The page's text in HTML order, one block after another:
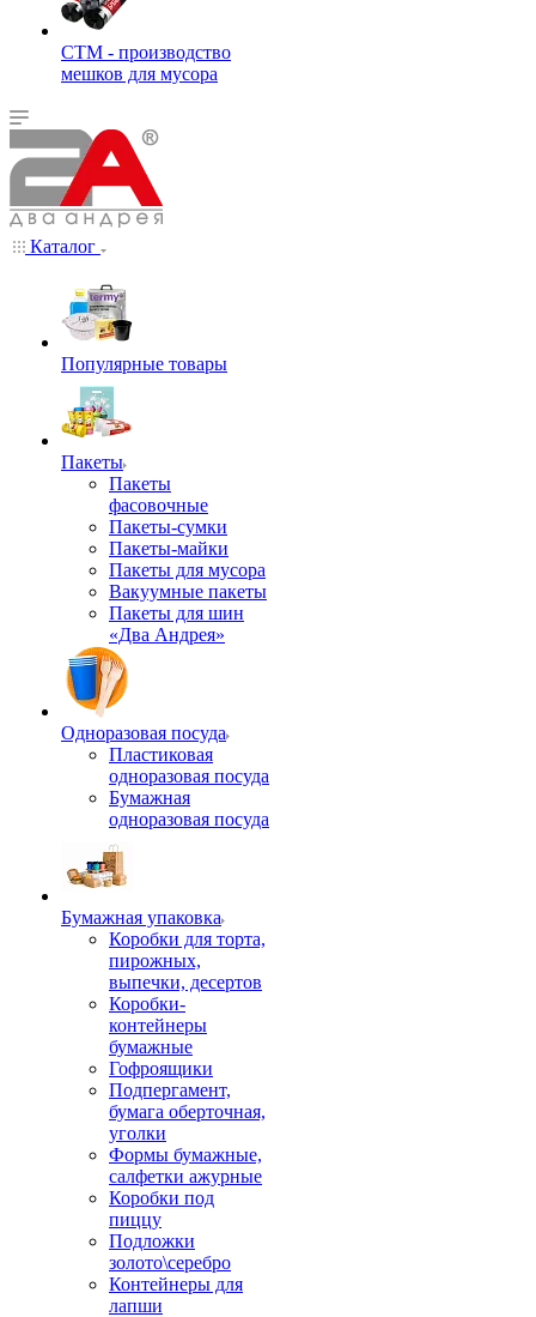
СТМ - производство
мешков для мусора
Каталог
Популярные товары
Пакеты
Пакеты
фасовочные
Пакеты-сумки
Пакеты-майки
Пакеты для мусора
Вакуумные пакеты
Пакеты для шин
«Два Андрея»
Одноразовая посуда
Пластиковая
одноразовая посуда
Бумажная
одноразовая посуда
Бумажная упаковка
Коробки для торта,
пирожных,
выпечки, десертов
Коробки-
контейнеры
бумажные
Гофроящики
Подпергамент,
бумага оберточная,
уголки
Формы бумажные,
салфетки ажурные
Коробки под
пиццу
Подложки
золото\серебро
Контейнеры для
лапши